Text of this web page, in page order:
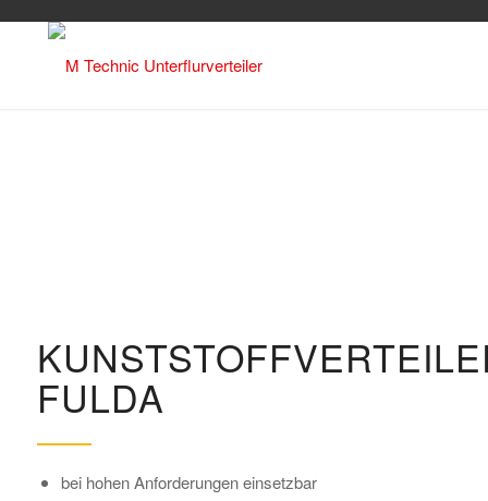
FULDA
bei hohen Anforderungen einsetzbar